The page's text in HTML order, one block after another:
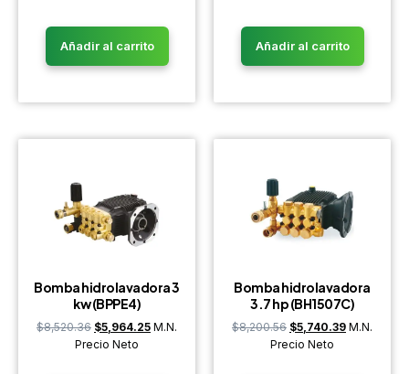
Añadir al carrito Añadir al carrito
Bomba hidrolavadora 3
kw (BPPE4)
$8,520.36 $5,964.25 M.N.
Precio Neto
Bomba hidrolavadora
3.7 hp (BH1507C)
$8,200.56 $5,740.39 M.N.
Precio Neto